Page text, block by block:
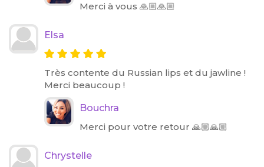
Merci à vous 🙏🏼🙏🏼
Elsa
Très contente du Russian lips et du jawline !
Merci beaucoup !
Bouchra
Merci pour votre retour 🙏🏼🙏🏼
Chrystelle